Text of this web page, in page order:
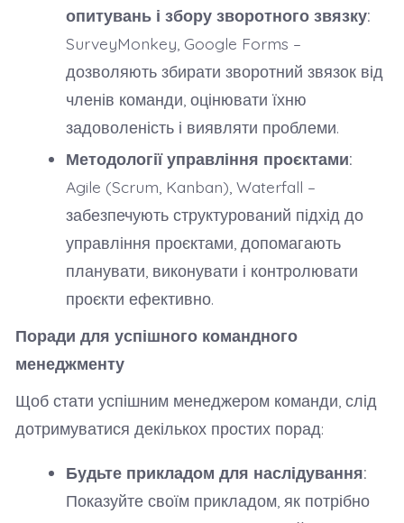
опитувань і збору зворотного звязку:
SurveyMonkey, Google Forms –
дозволяють збирати зворотний звязок від
членів команди, оцінювати їхню
задоволеність і виявляти проблеми.
Методології управління проєктами:
Agile (Scrum, Kanban), Waterfall –
забезпечують структурований підхід до
управління проєктами, допомагають
планувати, виконувати і контролювати
проєкти ефективно.
Поради для успішного командного
менеджменту
Щоб стати успішним менеджером команди, слід
дотримуватися декількох простих порад:
Будьте прикладом для наслідування:
Показуйте своїм прикладом, як потрібно